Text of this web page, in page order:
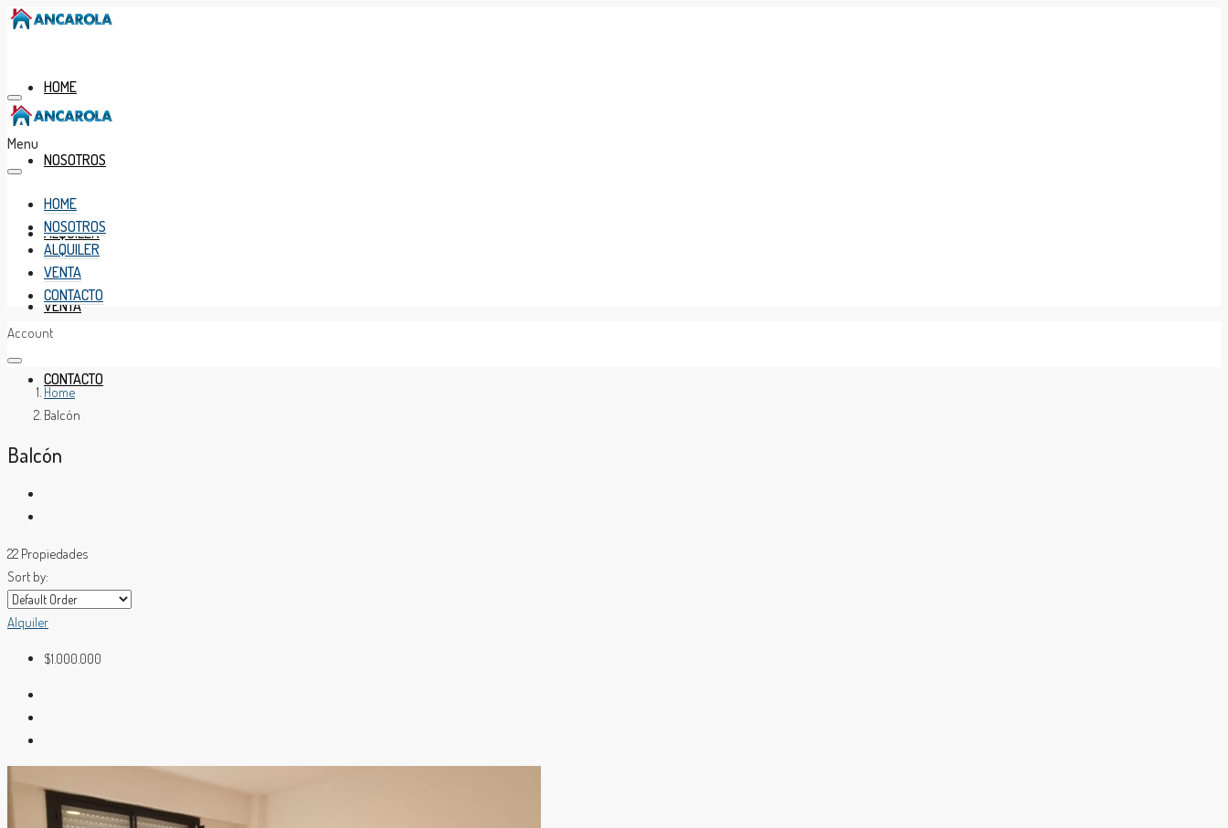
HOME
NOSOTROS
ALQUILER
VENTA
CONTACTO
Menu
HOME
NOSOTROS
ALQUILER
VENTA
CONTACTO
Account
Home
Balcón
Balcón
22 Propiedades
Sort by:
Alquiler
$1.000.000